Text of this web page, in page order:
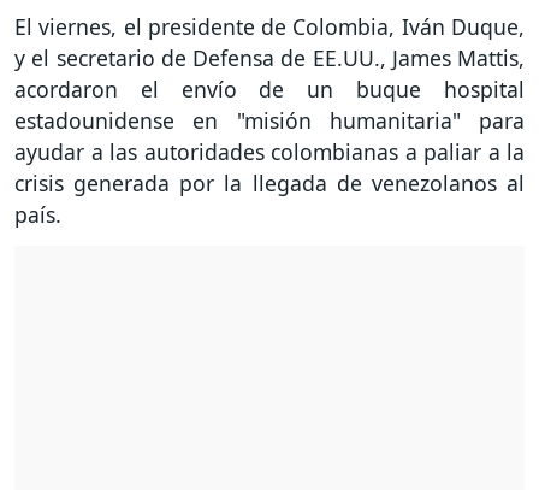
El viernes, el presidente de Colombia, Iván Duque,
y el secretario de Defensa de EE.UU., James Mattis,
acordaron el envío de un buque hospital
estadounidense en "misión humanitaria" para
ayudar a las autoridades colombianas a paliar a la
crisis generada por la llegada de venezolanos al
país.